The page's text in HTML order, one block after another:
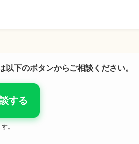
以下のボタンからご相談ください。
する
。